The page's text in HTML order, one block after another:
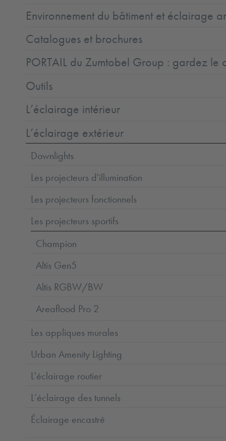
Environnement du bâtiment et éclairage
Catalogues et brochures
PORTAIL du Zumtobel Group : gardez le
Outils
L’éclairage intérieur
L’éclairage extérieur
Downlights
Les projecteurs d'illumination
Les projecteurs fonctionnels
Les projecteurs sportifs
Champion
Altis Gen5
Altis RGBW/BW
Areaflood Pro 2
Les appliques murales
Urban Amenity Lighting
L'éclairage routier
L’éclairage des tunnels
Éclairage encastré